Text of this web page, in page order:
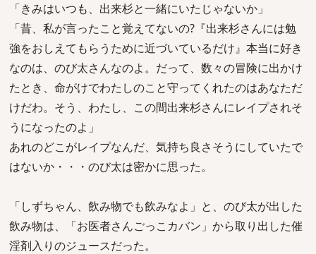
「きみはいつも、出来杉と一緒にいたじゃないか」
「昔、私が言ったこと覚えてないの?『出来杉さんには勉
強をおしえてもらうために近づいているだけ』本当に好き
なのは、のび太さんなのよ。だって、数々の冒険に出かけ
たとき、命がけでわたしのこと守ってくれたのはあなただ
けだわ。そう、わたし、この間出来杉さんにレイプされそ
うになったのよ」
あれのどこがレイプなんだ、気持ち良さそうにしていたで
はないか・・・のび太は密かに思った。
「しずちゃん、飲み物でも飲みなよ」と、のび太が出した
飲み物は、「お医者さんごっこカバン」から取り出した催
淫剤入りのジュースだった。